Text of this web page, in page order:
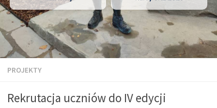
PROJEKTY
Rekrutacja uczniów do IV edycji